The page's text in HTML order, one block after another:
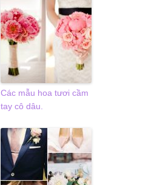
Các mẫu hoa tươi cầm
tay cô dâu.